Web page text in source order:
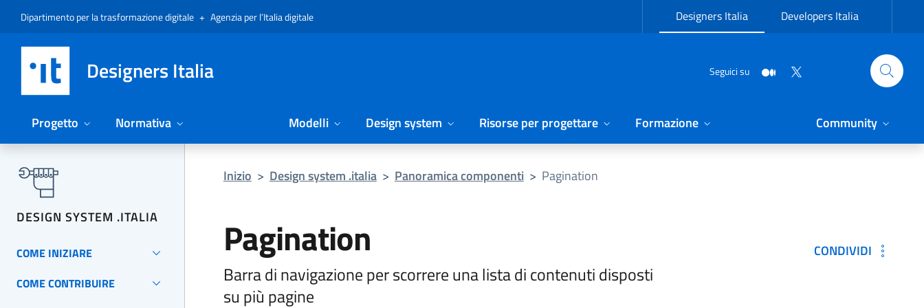
Vai al menu
Vai al contenuto
Questa pagina è stata utile?
Vai al piede
Dichiarazione di accessibilità (link esterno su sito AgID)
Dipartimento per la trasformazione digitale + Agenzia per l’Italia digitale Designers Italia Developers Italia
Designers Italia Seguici su
Progetto Normativa Modelli Design system Risorse per progettare Formazione Community
DESIGN SYSTEM .ITALIA
COME INIZIARE
COME CONTRIBUIRE
Inizio > Design system .italia > Panoramica componenti > Pagination
Pagination
Barra di navigazione per scorrere una lista di contenuti disposti
su più pagine
CONDIVIDI